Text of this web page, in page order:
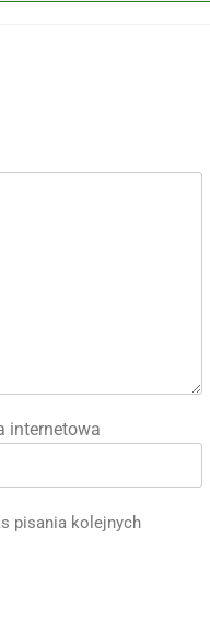
internetowa
pisania kolejnych